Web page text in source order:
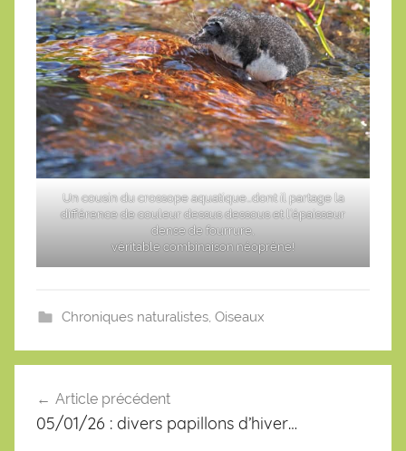
Un cousin du crossope aquatique…dont il partage la
différence de couleur dessus dessous et l’épaisseur
dense de fourrure,
véritable combinaison néoprène!
Chroniques naturalistes, Oiseaux
l’article
Article précédent
05/01/26 : divers papillons d’hiver…